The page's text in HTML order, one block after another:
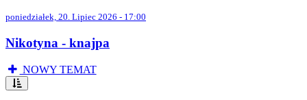
poniedziałek, 20. Lipiec 2026 - 17:00
Nikotyna - knajpa
NOWY TEMAT